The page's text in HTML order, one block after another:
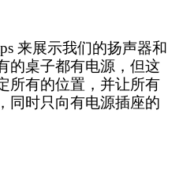
来展示我们的扬声器和
的桌子都有电源，但这
所有的位置，并让所有
同时只向有电源插座的
Galleria 商场的手机和
因为我们的旧报警器有
后，我可以说它们工作
、时尚而且非常安全！
来展示我们的扬声器和
的桌子都有电源，但这
所有的位置，并让所有
同时只向有电源插座的
Galleria 商场的手机和
因为我们的旧报警器有
后，我可以说它们工作
、时尚而且非常安全！
来展示我们的扬声器和
的桌子都有电源，但这
所有的位置，并让所有
同时只向有电源插座的
Galleria 商场的手机和
因为我们的旧报警器有
后，我可以说它们工作
、时尚而且非常安全！